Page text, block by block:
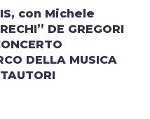
con Michele
DE GREGORI
DELLA MUSICA